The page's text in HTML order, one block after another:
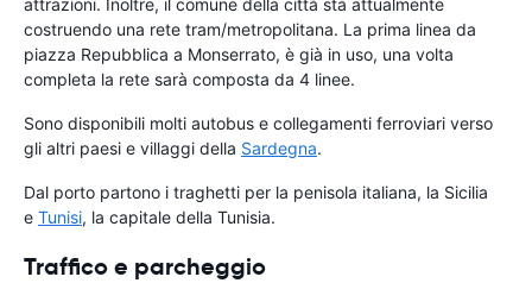
attrazioni. Inoltre, il comune della città sta attualmente
costruendo una rete tram/metropolitana. La prima linea da
piazza Repubblica a Monserrato, è già in uso, una volta
completa la rete sarà composta da 4 linee.
Sono disponibili molti autobus e collegamenti ferroviari verso
gli altri paesi e villaggi della Sardegna.
Dal porto partono i traghetti per la penisola italiana, la Sicilia
e Tunisi, la capitale della Tunisia.
Traffico e parcheggio